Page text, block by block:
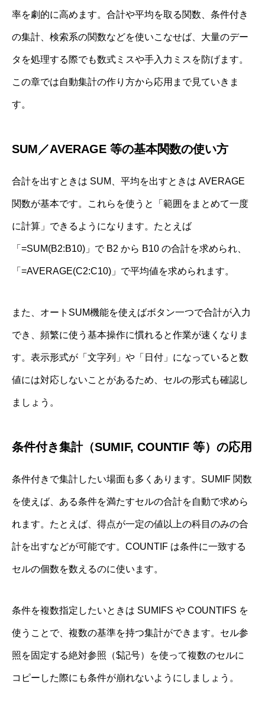
率を劇的に高めます。合計や平均を取る関数、条件付き
の集計、検索系の関数などを使いこなせば、大量のデー
タを処理する際でも数式ミスや手入力ミスを防げます。
この章では自動集計の作り方から応用まで見ていきま
す。
SUM／AVERAGE 等の基本関数の使い方
合計を出すときは SUM、平均を出すときは AVERAGE
関数が基本です。これらを使うと「範囲をまとめて一度
に計算」できるようになります。たとえば
「=SUM(B2:B10)」で B2 から B10 の合計を求められ、
「=AVERAGE(C2:C10)」で平均値を求められます。
また、オートSUM機能を使えばボタン一つで合計が入力
でき、頻繁に使う基本操作に慣れると作業が速くなりま
す。表示形式が「文字列」や「日付」になっていると数
値には対応しないことがあるため、セルの形式も確認し
ましょう。
条件付き集計（SUMIF, COUNTIF 等）の応用
条件付きで集計したい場面も多くあります。SUMIF 関数
を使えば、ある条件を満たすセルの合計を自動で求めら
れます。たとえば、得点が一定の値以上の科目のみの合
計を出すなどが可能です。COUNTIF は条件に一致する
セルの個数を数えるのに使います。
条件を複数指定したいときは SUMIFS や COUNTIFS を
使うことで、複数の基準を持つ集計ができます。セル参
照を固定する絶対参照（$記号）を使って複数のセルに
コピーした際にも条件が崩れないようにしましょう。